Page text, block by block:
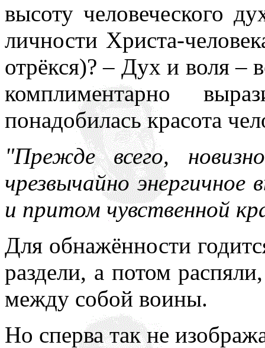
высоту человеческого
личности Христа-
отрёкся)? – Дух и воля –
комплиментарно
понадобилась красота
"Прежде всего,
чрезвычайно
и притом чувственной
Для обнажённости
раздели, а потом
между собой воины.
Но сперва так не